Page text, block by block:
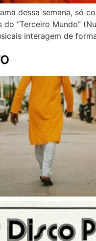
dessa semana, só
do “Terceiro Mundo”
interagem de